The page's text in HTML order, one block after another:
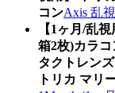
コンAxis 乱
【1ヶ月/乱
箱2枚)カラ
タクトレン
トリカ マリ